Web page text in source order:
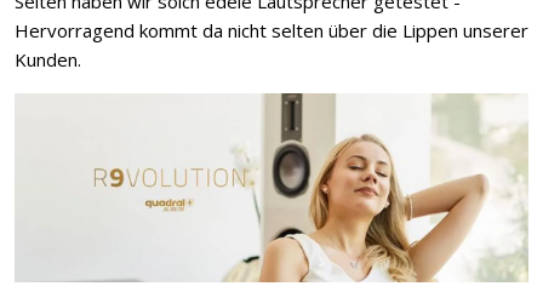
Hervorragend kommt da nicht selten über die Lippen unserer
Kunden.